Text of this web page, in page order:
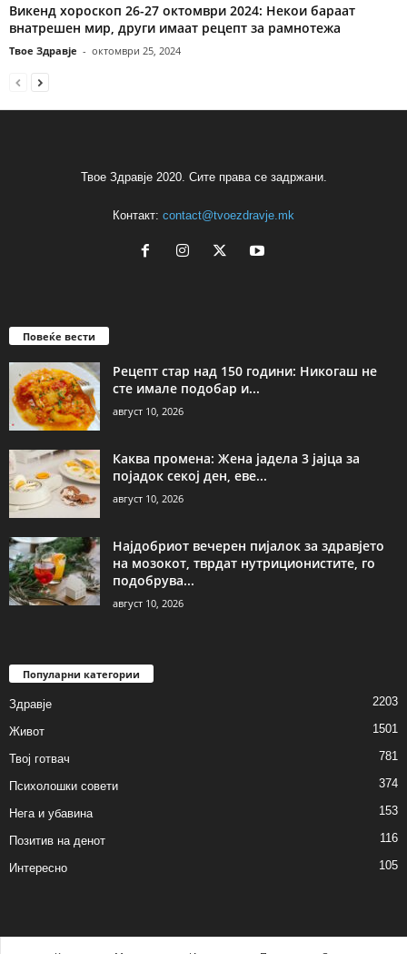
Викенд хороскоп 26-27 октомври 2024: Некои бараат
внатрешен мир, други имаат рецепт за рамнотежа
Твое Здравје - октомври 25, 2024
Твое Здравје 2020. Сите права се задржани.
Контакт: contact@tvoezdravje.mk
Повеќе вести
Рецепт стар над 150 години: Никогаш не
сте имале подобар и...
август 10, 2026
Каква промена: Жена јадела 3 јајца за
појадок секој ден, еве...
август 10, 2026
Најдобриот вечерен пијалок за здравјето
на мозокот, тврдат нутриционистите, го
подобрува...
август 10, 2026
Популарни категории
Здравје 2203
Живот 1501
Твој готвач 781
Психолошки совети 374
Нега и убавина 153
Позитив на денот 116
Интересно 105